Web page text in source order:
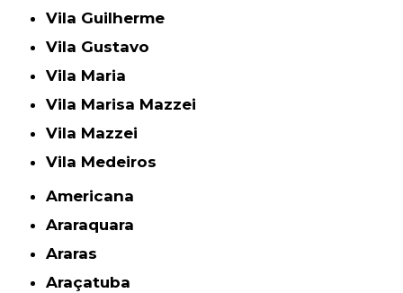
Vila Guilherme
Vila Gustavo
Vila Maria
Vila Marisa Mazzei
Vila Mazzei
Vila Medeiros
Americana
Araraquara
Araras
Araçatuba